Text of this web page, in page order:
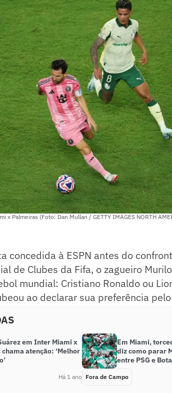
x Palmeiras (Foto: Dan Mullan / GETTY IMAGES NORTH
concedida à ESPN antes do
de Clubes da Fifa, o zagueiro
mundial: Cristiano Ronaldo ou
ao declarar sua preferência
em Inter Miami x
atenção: ‘Melhor
Há 1 ano
Em Miami,
diz como parar
entre PSG e
Fora de Campo